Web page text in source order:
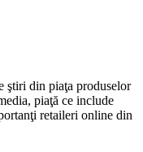
ştiri din piaţa produselor
piaţă ce include
retaileri online din